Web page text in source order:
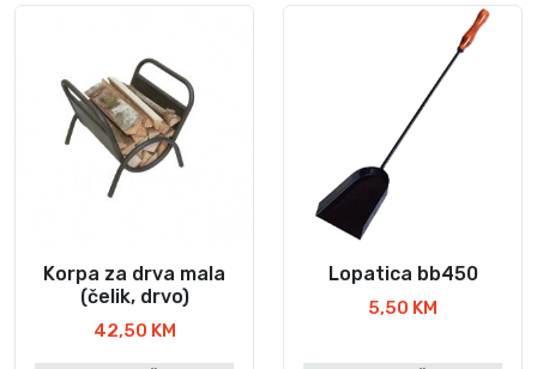
Korpa za drva mala
(čelik, drvo)
42,50 KM
Lopatica bb450
5,50 KM